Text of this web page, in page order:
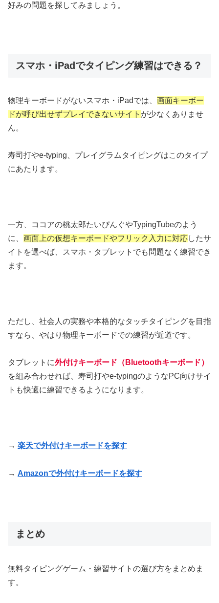
好みの問題を探してみましょう。
スマホ・iPadでタイピング練習はできる？
物理キーボードがないスマホ・iPadでは、 画面キーボー
ドが呼び出せずプレイできないサイト が少なくありませ
ん。
寿司打やe-typing、プレイグラムタイピングはこのタイプ
にあたります。
一方、ココアの桃太郎たいぴんぐやTypingTubeのよう
に、 画面上の仮想キーボードやフリック入力に対応したサ
イトを選べば、スマホ・タブレットでも問題なく練習でき
ます。
ただし、社会人の実務や本格的なタッチタイピングを目指
すなら、やはり物理キーボードでの練習が近道です。
タブレットに外付けキーボード（Bluetoothキーボード）
を組み合わせれば、寿司打やe-typingのようなPC向けサイ
トも快適に練習できるようになります。
→ 楽天で外付けキーボードを探す
→ Amazonで外付けキーボードを探す
まとめ
無料タイピングゲーム・練習サイトの選び方をまとめま
す。